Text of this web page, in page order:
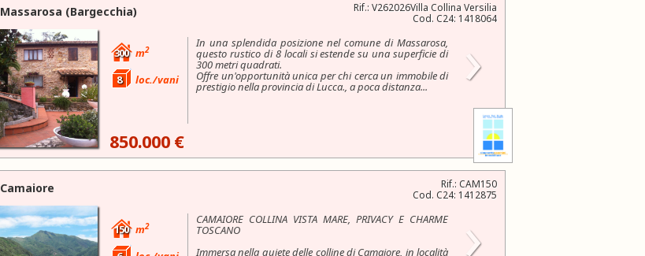
Rif.: V262026Villa Collina Versilia
Cod. C24: 1418064
Massarosa (Bargecchia)
300 m2
8 loc./vani
In una splendida posizione nel comune di Massarosa,
questo rustico di 8 locali si estende su una superficie di
300 metri quadrati.
Offre un'opportunità unica per chi cerca un immobile di
prestigio nella provincia di Lucca., a poca distanza... ›
850.000 €
Rif.: CAM150
Cod. C24: 1412875
Camaiore
150 m2 CAMAIORE COLLINA VISTA MARE, PRIVACY E CHARME
TOSCANO
Immersa nella quiete delle colline di Camaiore, in località
›